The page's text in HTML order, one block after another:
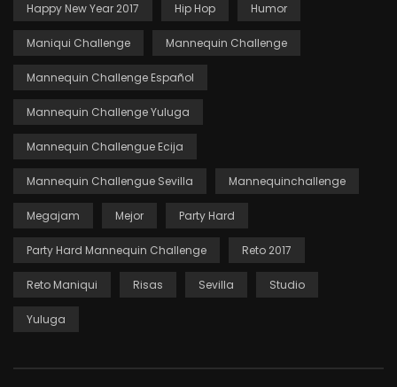
Happy New Year 2017 Hip Hop Humor
Maniqui Challenge Mannequin Challenge
Mannequin Challenge Español
Mannequin Challenge Yuluga
Mannequin Challengue Ecija
Mannequin Challengue Sevilla Mannequinchallenge
Megajam Mejor Party Hard
Party Hard Mannequin Challenge Reto 2017
Reto Maniqui Risas Sevilla Studio
Yuluga